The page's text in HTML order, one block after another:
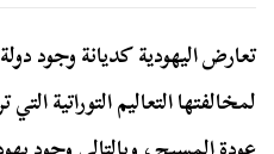
تعارض اليهودية كديانة وجود
لمخالفتها التعاليم التوراتية